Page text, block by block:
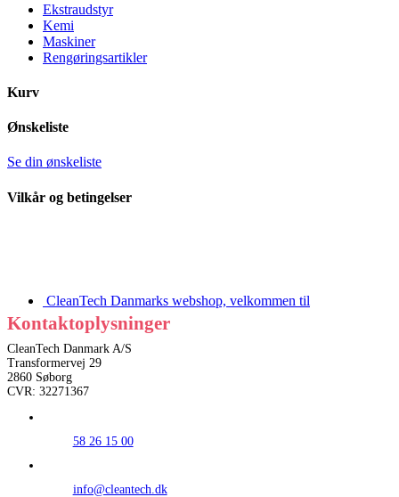
Ekstraudstyr
Kemi
Maskiner
Rengøringsartikler
Kurv
Ønskeliste
Se din ønskeliste
Vilkår og betingelser
CleanTech Danmarks webshop, velkommen til
Kontaktoplysninger
CleanTech Danmark A/S
Transformervej 29
2860 Søborg
CVR: 32271367
58 26 15 00
info@cleantech.dk